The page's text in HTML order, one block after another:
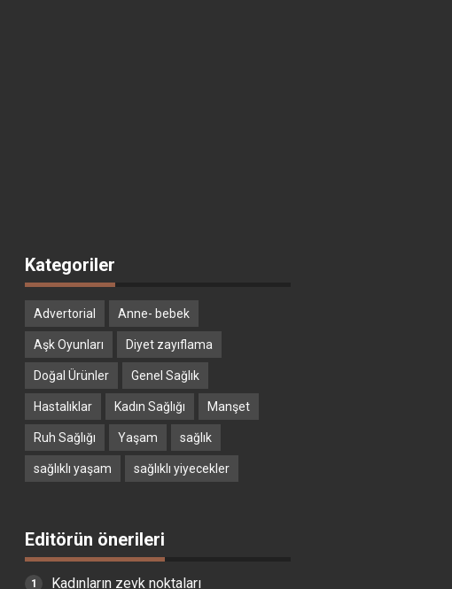
Kategoriler
Advertorial Anne- bebek
Aşk Oyunları Diyet zayıflama
Doğal Ürünler Genel Sağlık
Hastalıklar Kadın Sağlığı Manşet
Ruh Sağlığı Yaşam sağlık
sağlıklı yaşam sağlıklı yiyecekler
Editörün önerileri
Kadınların zevk noktaları